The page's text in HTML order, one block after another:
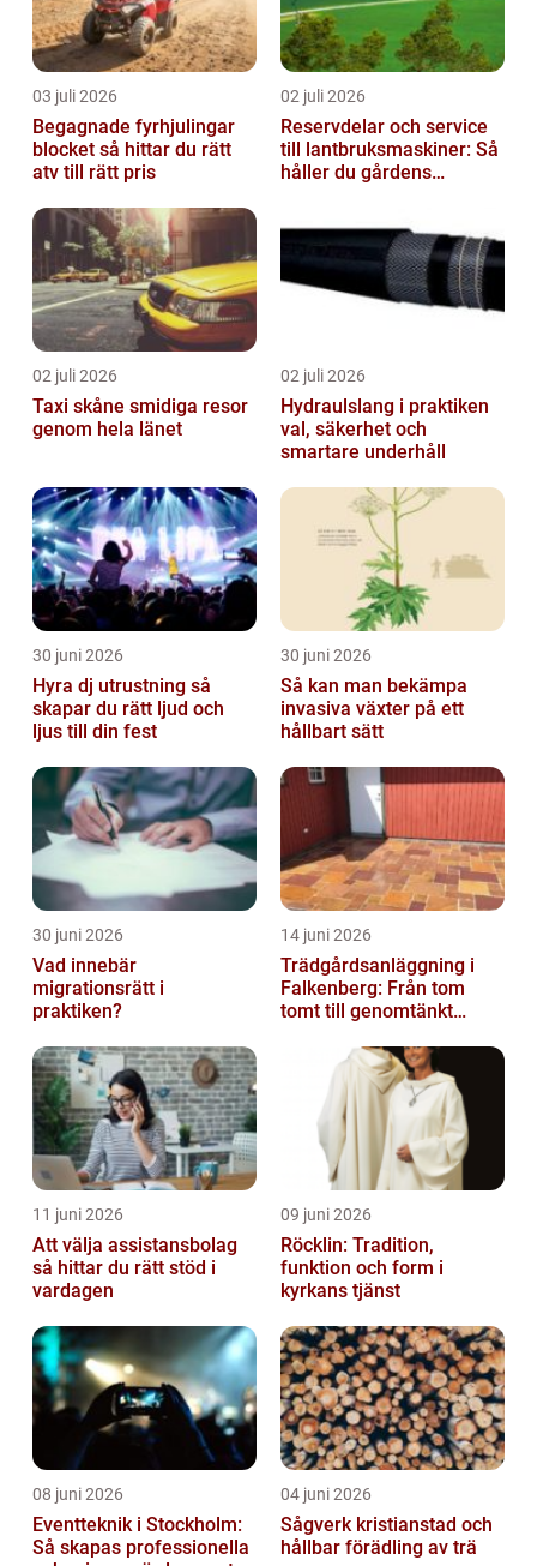
03 juli 2026
Begagnade fyrhjulingar
blocket så hittar du rätt
atv till rätt pris
02 juli 2026
Reservdelar och service
till lantbruksmaskiner: Så
håller du gårdens
02 juli 2026
Taxi skåne smidiga resor
genom hela länet
02 juli 2026
Hydraulslang i praktiken
val, säkerhet och
smartare underhåll
30 juni 2026
Hyra dj utrustning så
skapar du rätt ljud och
ljus till din fest
30 juni 2026
Så kan man bekämpa
invasiva växter på ett
hållbart sätt
30 juni 2026
Vad innebär
migrationsrätt i
praktiken?
14 juni 2026
Trädgårdsanläggning i
Falkenberg: Från tom
tomt till genomtänkt
11 juni 2026
Att välja assistansbolag
så hittar du rätt stöd i
vardagen
09 juni 2026
Röcklin: Tradition,
funktion och form i
kyrkans tjänst
08 juni 2026
Eventteknik i Stockholm:
Så skapas professionella
04 juni 2026
Sågverk kristianstad och
hållbar förädling av trä